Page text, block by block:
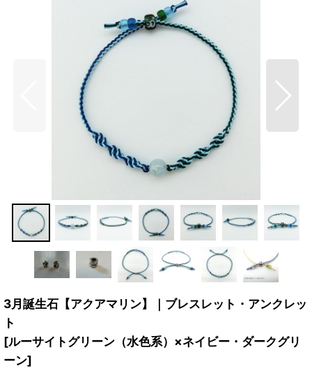
3月誕生石【アクアマリン】｜ブレスレット・アンクレッ
ト
[ルーサイトグリーン（水色系）×ネイビー・ダークグリ
ーン]